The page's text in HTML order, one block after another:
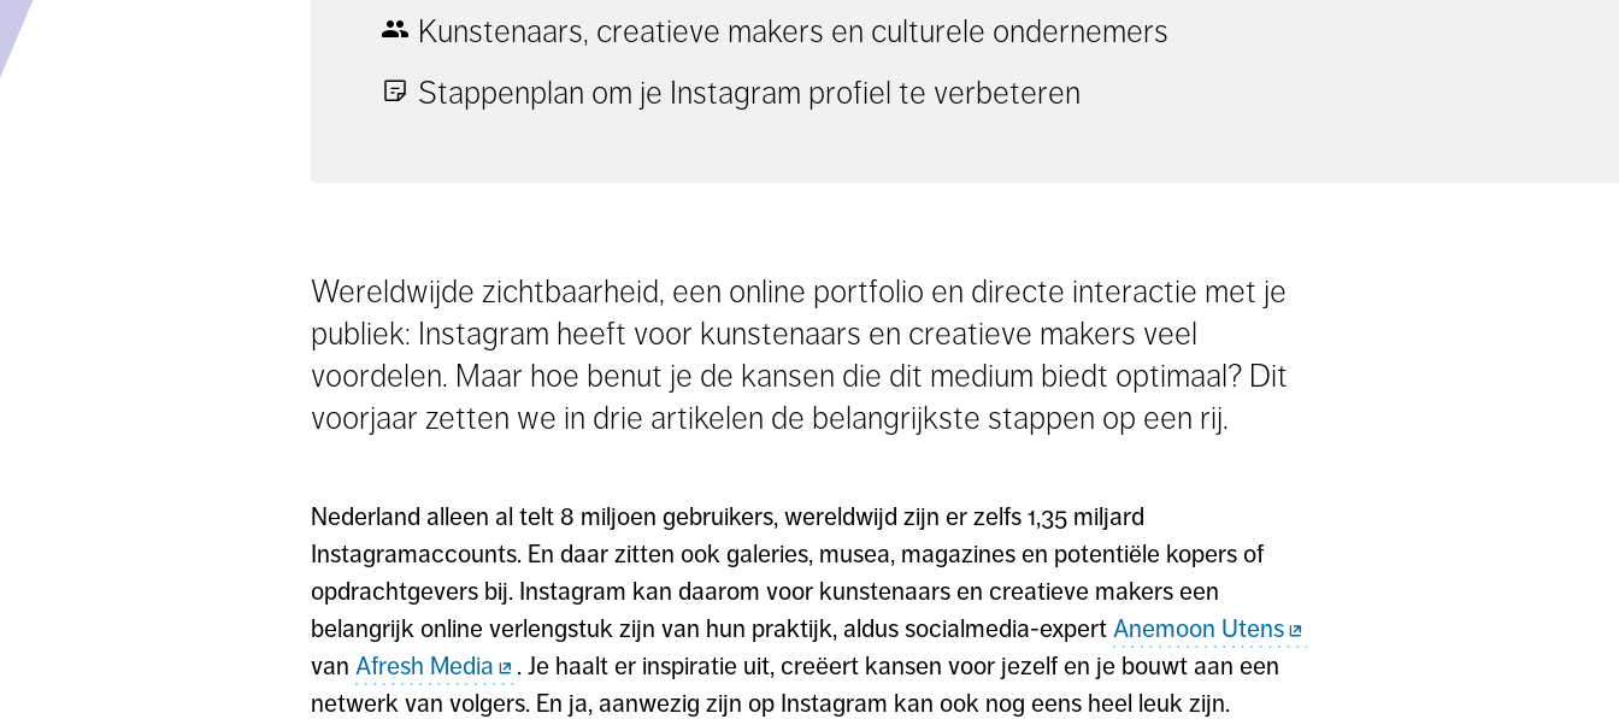
Kunstenaars, creatieve makers en culturele ondernemers
Stappenplan om je Instagram profiel te verbeteren
Wereldwijde zichtbaarheid, een online portfolio en directe interactie met je
publiek: Instagram heeft voor kunstenaars en creatieve makers veel
voordelen. Maar hoe benut je de kansen die dit medium biedt optimaal? Dit
voorjaar zetten we in drie artikelen de belangrijkste stappen op een rij.
Nederland alleen al telt 8 miljoen gebruikers, wereldwijd zijn er zelfs 1,35 miljard
Instagramaccounts. En daar zitten ook galeries, musea, magazines en potentiële kopers of
opdrachtgevers bij. Instagram kan daarom voor kunstenaars en creatieve makers een
belangrijk online verlengstuk zijn van hun praktijk, aldus socialmedia-expert Anemoon Utens
van Afresh Media
. Je haalt er inspiratie uit, creëert kansen voor jezelf en je bouwt aan een
netwerk van volgers. En ja, aanwezig zijn op Instagram kan ook nog eens heel leuk zijn.